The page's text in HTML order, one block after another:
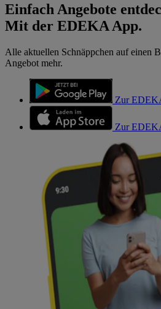
Einfach Angebote
Mit der EDEKA App.
Alle aktuellen Schnäppchen auf einen
Angebot mehr.
Zur
Zur